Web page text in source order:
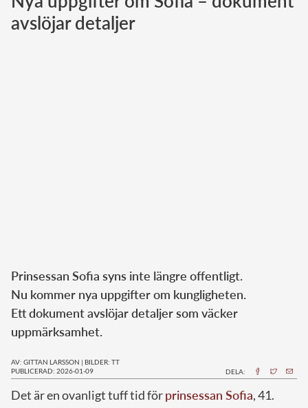
Norska kungahuset
avslöjar detaljer
Prinsessan Sofia syns inte längre offentligt.
Nu kommer nya uppgifter om kungligheten.
Ett dokument avslöjar detaljer som väcker
uppmärksamhet.
AV: GITTAN LARSSON | BILDER: TT
PUBLICERAD: 2026-01-09
DELA:
Det är en ovanligt tuff tid förprinsessan Sofia, 41.